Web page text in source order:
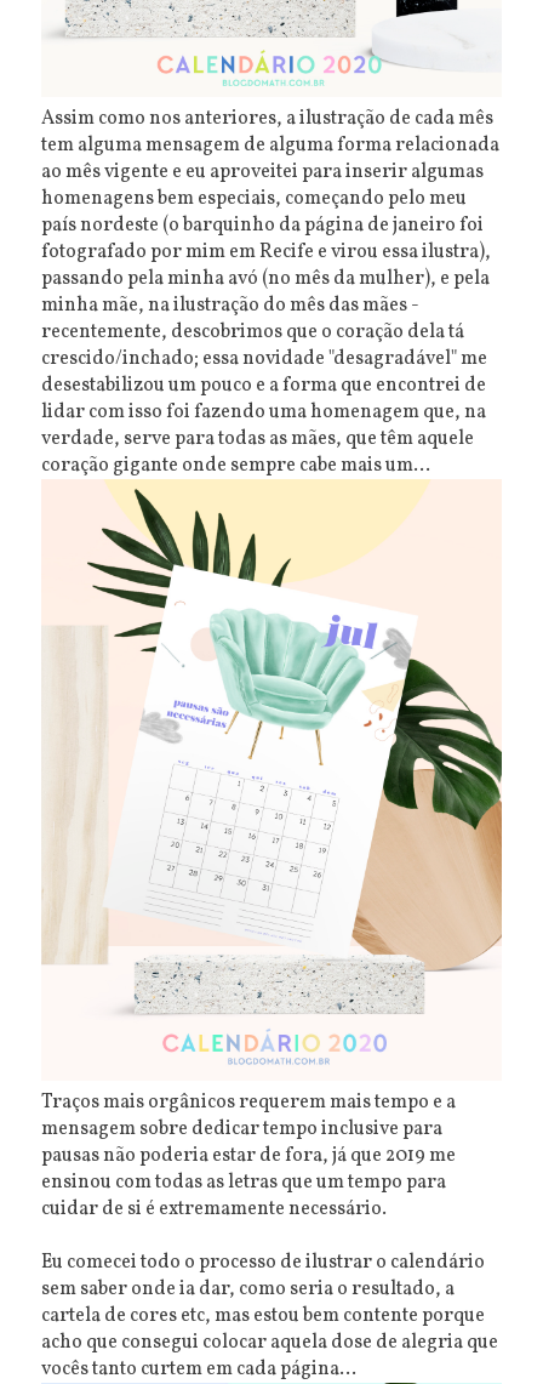
Assim como nos anteriores, a ilustração de cada mês
tem alguma mensagem de alguma forma relacionada
ao mês vigente e eu aproveitei para inserir algumas
homenagens bem especiais, começando pelo meu
país nordeste (o barquinho da página de janeiro foi
fotografado por mim em Recife e virou essa ilustra),
passando pela minha avó (no mês da mulher), e pela
minha mãe, na ilustração do mês das mães -
recentemente, descobrimos que o coração dela tá
crescido/inchado; essa novidade "desagradável" me
desestabilizou um pouco e a forma que encontrei de
lidar com isso foi fazendo uma homenagem que, na
verdade, serve para todas as mães, que têm aquele
coração gigante onde sempre cabe mais um...
Traços mais orgânicos requerem mais tempo e a
mensagem sobre dedicar tempo inclusive para
pausas não poderia estar de fora, já que 2019 me
ensinou com todas as letras que um tempo para
cuidar de si é extremamente necessário.
Eu comecei todo o processo de ilustrar o calendário
sem saber onde ia dar, como seria o resultado, a
cartela de cores etc, mas estou bem contente porque
acho que consegui colocar aquela dose de alegria que
vocês tanto curtem em cada página...